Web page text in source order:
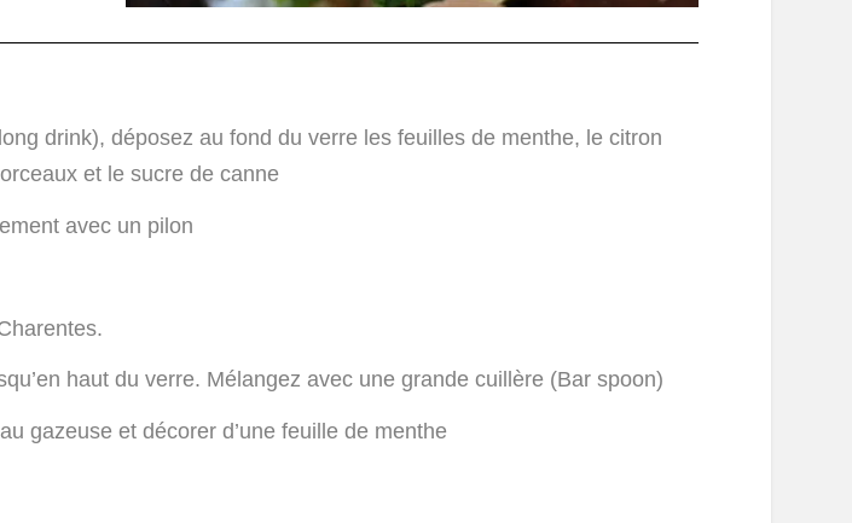
drink), déposez au fond du verre les feuilles de menthe, le citron
et le sucre de canne
avec un pilon
haut du verre. Mélangez avec une grande cuillère (Bar spoon)
gazeuse et décorer d’une feuille de menthe